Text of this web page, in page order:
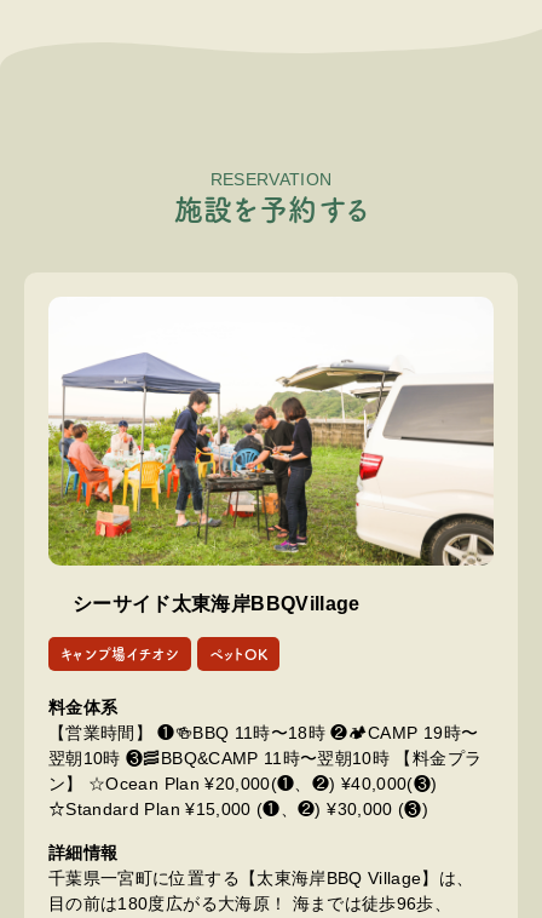
RESERVATION
施設を 予約 する
シーサイド太東海岸BBQVillage
キャンプ場イチオシ ペットOK
料金体系
【営業時間】 ❶🍻BBQ 11時〜18時 ❷🏕CAMP 19時〜
翌朝10時 ❸🥓BBQ&CAMP 11時〜翌朝10時 【料金プラ
ン】 ☆Ocean Plan ¥20,000(❶、❷) ¥40,000(❸)
☆Standard Plan ¥15,000 (❶、❷) ¥30,000 (❸)
詳細情報
千葉県一宮町に位置する【太東海岸BBQ Village】は、
目の前は180度広がる大海原！ 海までは徒歩96歩、